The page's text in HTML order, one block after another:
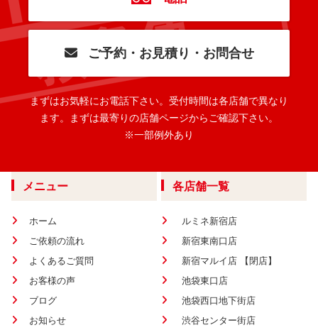
ご予約・お見積り・お問合せ
まずはお気軽にお電話下さい。 受付時間は各店舗で異なり
ます。
まずは最寄りの店舗ページからご確認下さい。
※一部例外あり
メニュー
ホーム
ご依頼の流れ
よくあるご質問
お客様の声
ブログ
お知らせ
各店舗一覧
ルミネ新宿店
新宿東南口店
新宿マルイ店 【閉店】
池袋東口店
池袋西口地下街店
渋谷センター街店